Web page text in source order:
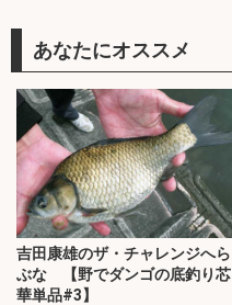
あなたにオススメ
吉田康雄のザ・チャレンジへら
ぶな 【野でダンゴの底釣り芯
華単品#3】